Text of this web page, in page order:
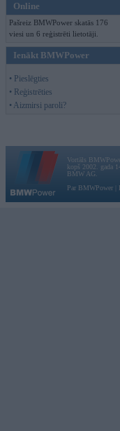
Online
Pašreiz BMWPower skatās 176
viesi un 6 reģistrēti lietotāji.
Ienākt BMWPower
• Pieslēgties
• Reģistrēties
• Aizmirsi paroli?
Vortāls
kopš 2002. gada
BMW AG.
Par BMWPower